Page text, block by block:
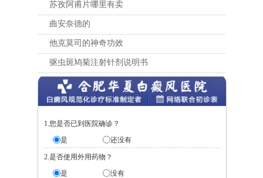
苏孜阿甫片哪里有卖
曲安奈德的
他克莫司的神奇功效
驱虫斑鸠菊注射针剂说明书
1.您是否已到医院确诊？
是
还没有
2.是否使用外用药物？
是
没有